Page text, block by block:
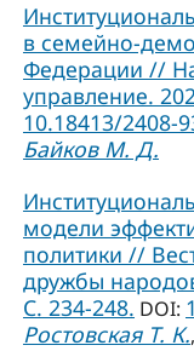
в семейно-
Федерации //
управление.
10.18413/2408-
Байков М. Д.
модели
политики //
дружбы
C. 234-248. DOI:
Ростовская Т. К.,